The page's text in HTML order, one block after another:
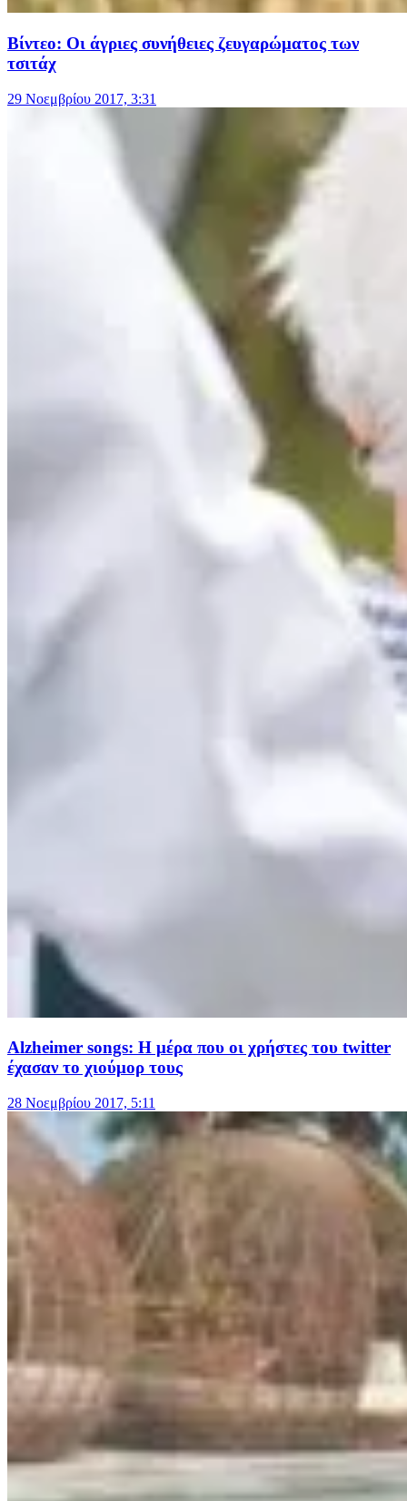
Βίντεο: Οι άγριες συνήθειες ζευγαρώματος των
τσιτάχ
29 Νοεμβρίου 2017, 3:31
Alzheimer songs: Η μέρα που οι χρήστες του twitter
έχασαν το χιούμορ τους
28 Νοεμβρίου 2017, 5:11